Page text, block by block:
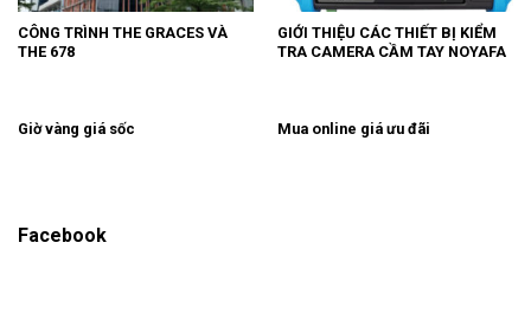
CÔNG TRÌNH THE GRACES VÀ
THE 678
GIỚI THIỆU CÁC THIẾT BỊ KIỂM
TRA CAMERA CẦM TAY NOYAFA
Giờ vàng giá sốc Mua online giá ưu đãi
Facebook